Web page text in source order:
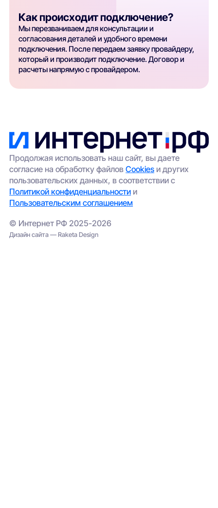
Как происходит подключение?
Мы перезваниваем для консультации и
согласования деталей и удобного времени
подключения. После передаем заявку провайдеру,
который и производит подключение. Договор и
расчеты напрямую с провайдером.
Продолжая использовать наш сайт, вы даете
согласие на обработку файловCookies и других
пользовательских данных, в соответствии с
Политикой конфиденциальности и
Пользовательским соглашением
© Интернет РФ 2025-2026
Дизайн сайта — Raketa Design